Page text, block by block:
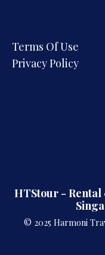
Terms Of Use
Privacy Policy
HTStour -
© 2025 Harmoni